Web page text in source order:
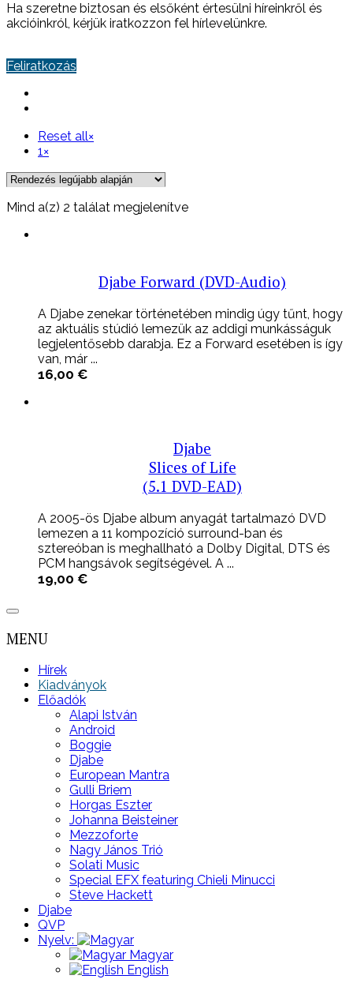
Ha szeretne biztosan és elsőként értesülni híreinkről és
akcióinkról, kérjük iratkozzon fel hírlevelünkre.
Feliratkozás
Reset all×
1×
Mind a(z) 2 találat megjelenítveSorted
Djabe Forward (DVD-Audio)
A Djabe zenekar történetében mindig úgy tűnt, hogy
az aktuális stúdió lemezük az addigi munkásságuk
legjelentősebb darabja. Ez a Forward esetében is így
van, már ...
16,00 €
Djabe
Slices of Life
(5.1 DVD-EAD)
A 2005-ös Djabe album anyagát tartalmazó DVD
lemezen a 11 kompozíció surround-ban és
sztereóban is meghallható a Dolby Digital, DTS és
PCM hangsávok segítségével. A ...
19,00 €
MENU
Hírek
Kiadványok
Előadók
Alapi István
Android
Boggie
Djabe
European Mantra
Gulli Briem
Horgas Eszter
Johanna Beisteiner
Mezzoforte
Nagy János Trió
Solati Music
Special EFX featuring Chieli Minucci
Steve Hackett
Djabe
QVP
Nyelv:
Magyar
English